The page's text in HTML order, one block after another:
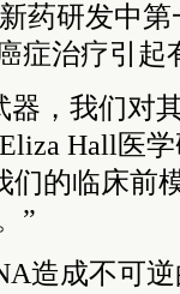
药研发中
症治疗引起
器，我们对
Hall医
们的临床前
”
造成不可